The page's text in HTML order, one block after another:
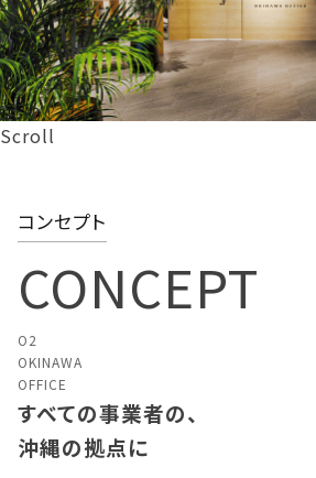
Scroll
コンセプト
CONCEPT
O2
OKINAWA
OFFICE
すべての事業者の、
沖縄の拠点に